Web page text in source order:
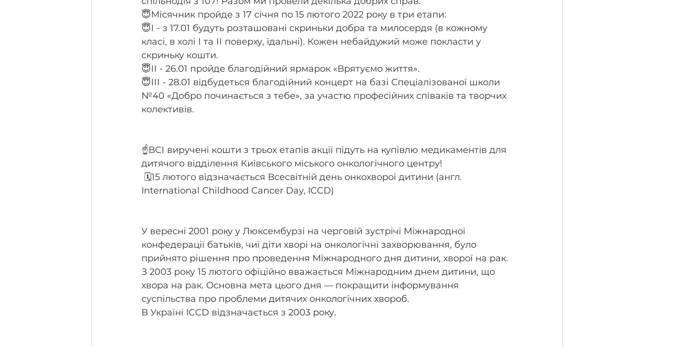
😇Місячник пройде з 17 січня по 15 лютого 2022 року в три етапи:
😇І - з 17.01 будуть розташовані скриньки добра та милосердя (в кожному
класі, в холі І та ІІ поверху, їдальні). Кожен небайдужий може покласти у
скриньку кошти.
😇ІІ - 26.01 пройде благодійний ярмарок «Врятуємо життя».
😇ІІІ - 28.01 відбудеться благодійний концерт на базі Спеціалізованої школи
№40 «Добро починається з тебе», за участю професійних співаків та творчих
колективів.
☝️ВСІ виручені кошти з трьох етапів акції підуть на купівлю медикаментів для
дитячого відділення Київського міського онкологічного центру!
International Childhood Cancer Day, ICCD)
У вересні 2001 року у Люксембурзі на черговій зустрічі Міжнародної
конфедерації батьків, чиї діти хворі на онкологічні захворювання, було
прийнято рішення про проведення Міжнародного дня дитини, хворої на рак.
З 2003 року 15 лютого офіційно вважається Міжнародним днем дитини, що
хвора на рак. Основна мета цього дня — покращити інформування
суспільства про проблеми дитячих онкологічних хвороб.
В Україні ICCD відзначається з 2003 року.